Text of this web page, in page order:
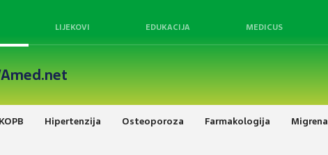
LIJEKOVI EDUKACIJA MEDICUS
KOPB Hipertenzija Osteoporoza Farmakologija Migrena